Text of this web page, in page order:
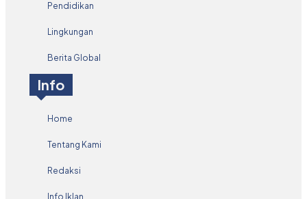
Pendidikan
Lingkungan
Berita Global
Info
Home
Tentang Kami
Redaksi
Info Iklan